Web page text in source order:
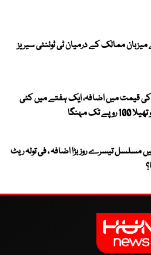
کپ 2027 کے میزبان ممالک کے درمیان ٹی ٹوئنٹی سیریز
قیمت میں اضافہ، ایک ہفتے میں کئی
مسلسل تیسرے روز بڑا اضافہ ، فی تولہ ریٹ